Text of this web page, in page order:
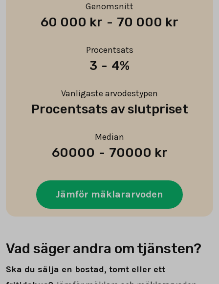
Genomsnitt
60 000 kr - 70 000 kr
Procentsats
3 - 4%
Vanligaste arvodestypen
Procentsats av slutpriset
Median
60000 - 70000 kr
Jämför mäklararvoden
Vad säger andra om tjänsten?
Ska du sälja en bostad, tomt eller ett